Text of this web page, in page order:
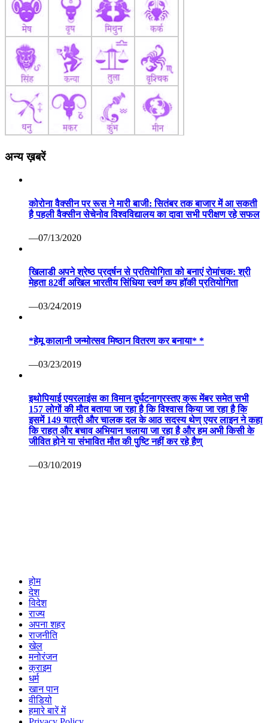
अन्य ख़बरें
कोरोना वैक्सीन पर रूस ने मारी बाजी: सितंबर तक बाजार में आ सकती
है पहली वैक्सीन सेचेनोव विश्वविद्यालय का दावा सभी परीक्षण रहे सफल
—07/13/2020
खिलाडी अपने श्रेष्ठ प्रदर्षन से प्रतियोगिता को बनाएं रोमांचक: श्री
मेहता 82वीं अखिल भारतीय सिंधिया स्वर्ण कप हॉकी प्रतियोगिता
—03/24/2019
*हेमू कालानी जन्मोत्सव मिष्ठान वितरण कर बनाया* *
—03/23/2019
इथोपियाई एयरलाइंस का विमान दुर्घटनाग्रस्तए क्रू मेंबर समेत सभी
157 लोगों की मौत बताया जा रहा है कि विश्वास किया जा रहा है कि
इसमें 149 यात्री और चालक दल के आठ सदस्य थेण् एयर लाइन ने कहा
कि राहत और बचाव अभियान चलाया जा रहा है और हम अभी किसी के
जीवित होने या संभावित मौत की पुष्टि नहीं कर रहे हैण्
—03/10/2019
होम
देश
विदेश
राज्य
अपना शहर
राजनीति
खेल
मनोरंजन
क्राइम
धर्म
खान पान
वीडियो
हमारे बारें में